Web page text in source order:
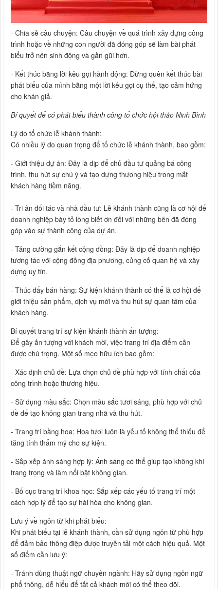
- Chia sẻ câu chuyện: Câu chuyện về quá trình xây dựng công
trình hoặc về những con người đã đóng góp sẽ làm bài phát
biểu trở nên sinh động và gần gũi hơn.
- Kết thúc bằng lời kêu gọi hành động: Đừng quên kết thúc bài
phát biểu của mình bằng một lời kêu gọi cụ thể, tạo cảm hứng
cho khán giả.
Bí quyết để có phát biểu thành công tổ chức hội thảo Ninh Bình
Lý do tổ chức lễ khánh thành:
Có nhiều lý do quan trọng để tổ chức lễ khánh thành, bao gồm:
- Giới thiệu dự án: Đây là dịp để chủ đầu tư quảng bá công
trình, thu hút sự chú ý và tạo dựng thương hiệu trong mắt
khách hàng tiềm năng.
- Tri ân đối tác và nhà đầu tư: Lễ khánh thành cũng là cơ hội để
doanh nghiệp bày tỏ lòng biết ơn đối với những bên đã đóng
góp vào sự thành công của dự án.
- Tăng cường gắn kết cộng đồng: Đây là dịp để doanh nghiệp
tương tác với cộng đồng địa phương, củng cố quan hệ và xây
dựng uy tín.
- Thúc đẩy bán hàng: Sự kiện khánh thành có thể là cơ hội để
giới thiệu sản phẩm, dịch vụ mới và thu hút sự quan tâm của
khách hàng.
Bí quyết trang trí sự kiện khánh thành ấn tượng:
Để gây ấn tượng với khách mời, việc trang trí địa điểm cần
được chú trọng. Một số mẹo hữu ích bao gồm:
- Xác định chủ đề: Lựa chọn chủ đề phù hợp với tính chất của
công trình hoặc thương hiệu.
- Sử dụng màu sắc: Chọn màu sắc tươi sáng, phù hợp với chủ
đề để tạo không gian trang nhã và thu hút.
- Trang trí bằng hoa: Hoa tươi luôn là yếu tố không thể thiếu để
tăng tính thẩm mỹ cho sự kiện.
- Sắp xếp ánh sáng hợp lý: Ánh sáng có thể giúp tạo không khí
trang trọng và làm nổi bật không gian.
- Bố cục trang trí khoa học: Sắp xếp các yếu tố trang trí một
cách hợp lý để tạo sự hài hòa cho không gian.
Lưu ý về ngôn từ khi phát biểu:
Khi phát biểu tại lễ khánh thành, cần sử dụng ngôn từ phù hợp
để đảm bảo thông điệp được truyền tải một cách hiệu quả. Một
số điểm cần lưu ý:
- Tránh dùng thuật ngữ chuyên ngành: Hãy sử dụng ngôn ngữ
phổ thông, dễ hiểu để tất cả khách mời có thể theo dõi.